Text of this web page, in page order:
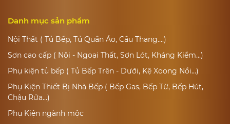
Danh mục sản phẩm
Nội Thất ( Tủ Bếp, Tủ Quần Áo, Cầu Thang....)
Sơn cao cấp ( Nội - Ngoại Thất, Sơn Lót, Kháng Kiềm...)
Phụ kiện tủ bếp ( Tủ Bếp Trên - Dưới, Kệ Xoong Nồi...)
Phụ Kiện Thiết Bị Nhà Bếp ( Bếp Gas, Bếp Từ, Bếp Hút,
Chậu Rửa...)
Phụ Kiện ngành mộc